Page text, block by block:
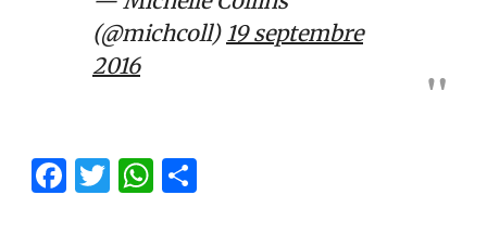
(@michcoll) 19 septembre
2016
Facebook
Twitter
WhatsApp